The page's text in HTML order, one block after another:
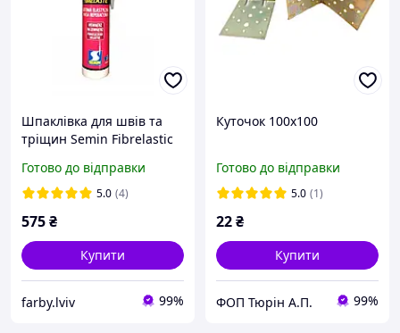
Шпаклівка для швів та
тріщин Semin Fibrelastic
Готово до відправки
5.0 (4)
575₴
Купити
farby.lviv 99%
Куточок 100х100
Готово до відправки
5.0 (1)
22₴
Купити
ФОП Тюрін А.П. 99%